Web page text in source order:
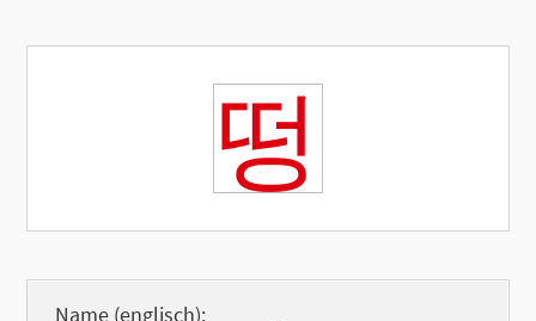
떵
Name (englisch):